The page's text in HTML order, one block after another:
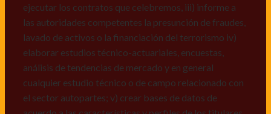
Declaro que puedo acceder a la política de protección
de datos personales de Derco en la
direcciónwww.autoplanet.com.co, igualmente,
manifiesto que he sido informado sobre mis derechos
a conocer, actualizar, rectificar, suprimir, solicitar
prueba: i) de autorización y ii) finalidad, presentar
quejas y/o reclamos en canales de
ejecutar los contratos que celebremos, iii) informe a
las autoridades competentes la presunción de fraudes,
lavado de activos o la financiación del terrorismo iv)
elaborar estudios técnico-actuariales, encuestas,
análisis de tendencias de mercado y en general
cualquier estudio técnico o de campo relacionado con
el sector autopartes; v) crear bases de datos de